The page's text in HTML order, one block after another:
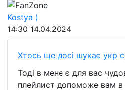
FanZone
Kostya )
14:30 14.04.2024
Хтось ще досі шукає укр
Тоді в мене є для вас
плейлист допоможе вам в